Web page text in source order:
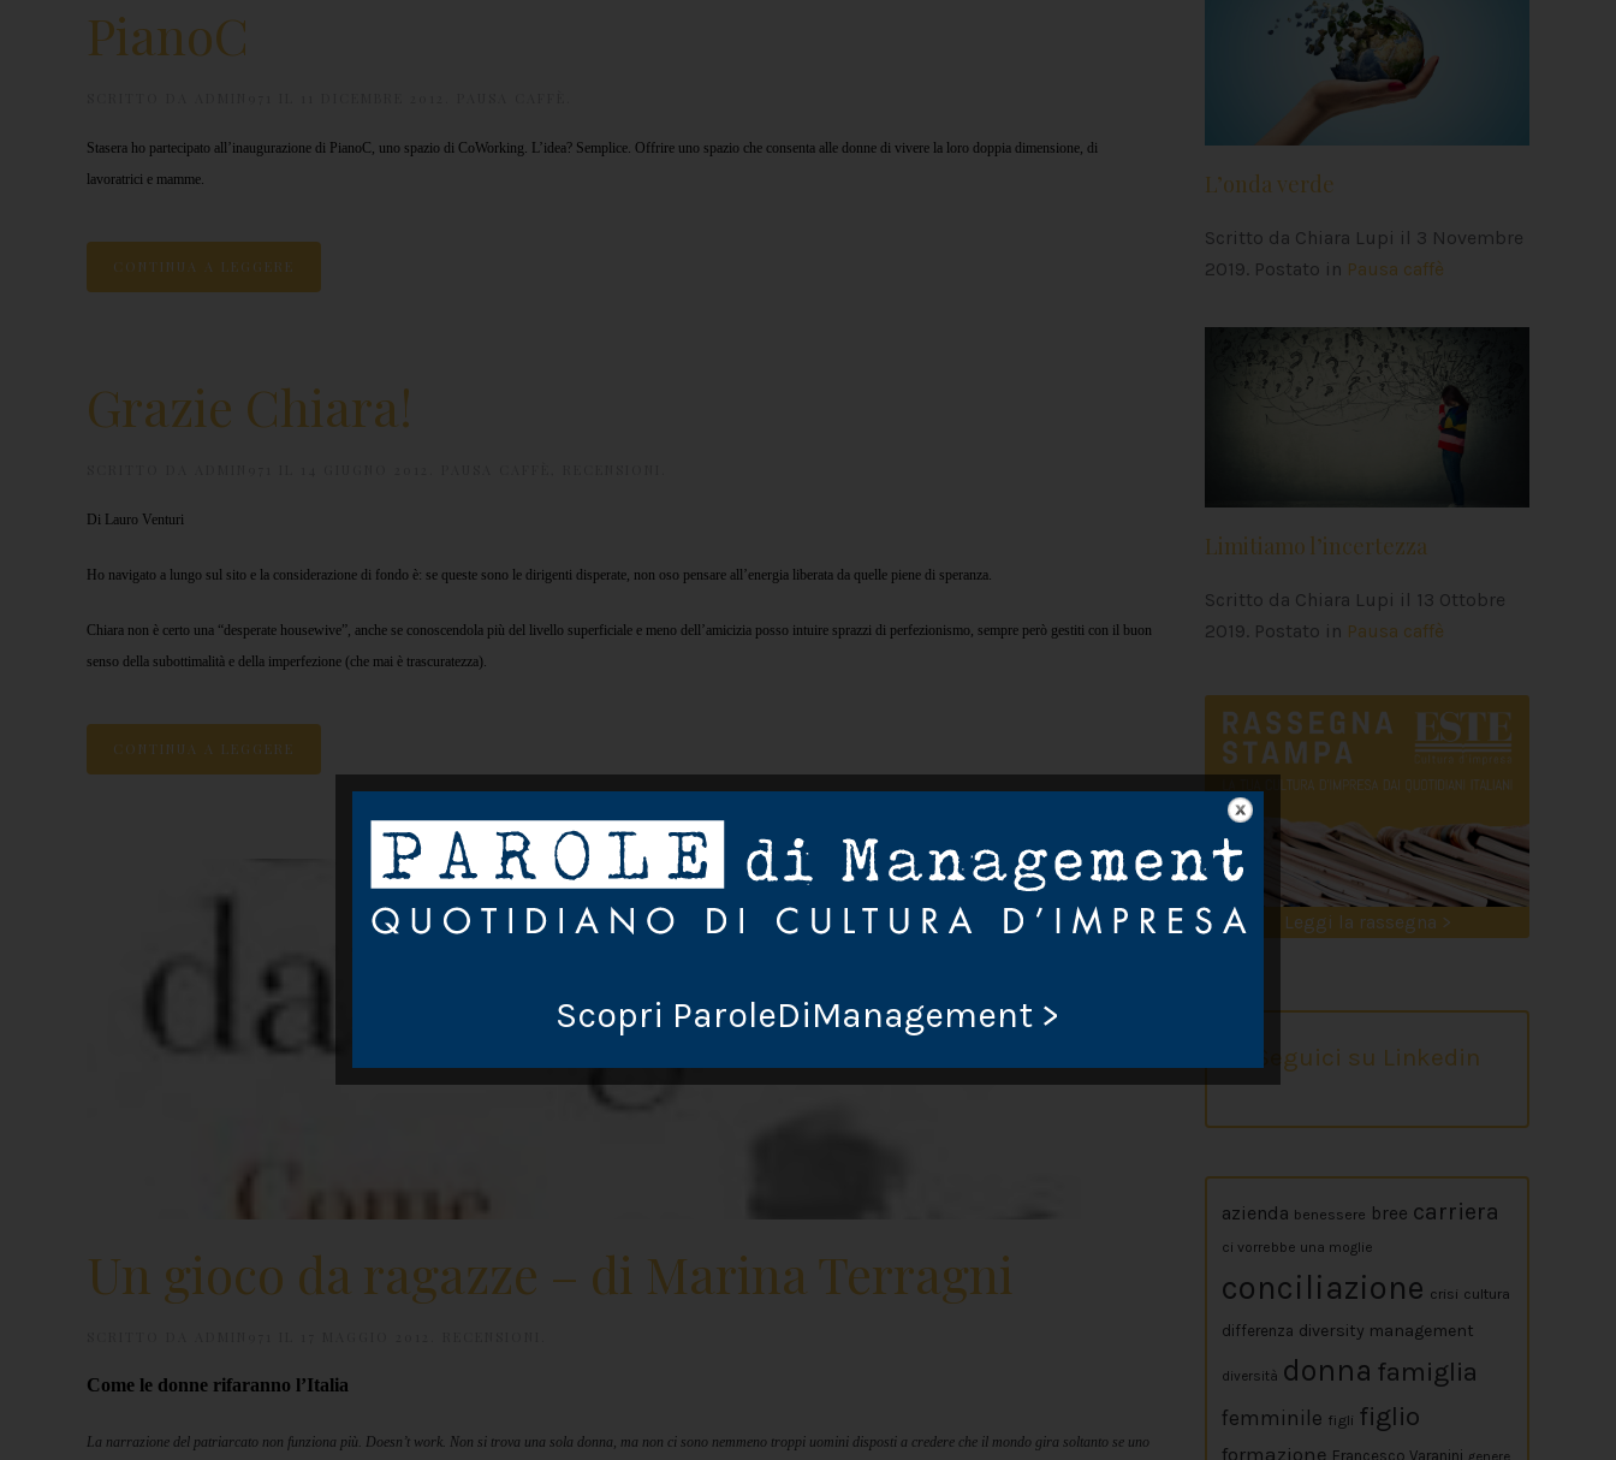
PianoC
Stasera ho partecipato all’inaugurazione di PianoC, uno spazio di CoWorking. L’idea? Semplice. Offrire uno spazio che consenta alle donne di vivere la loro doppia dimensione, di
lavoratrici e mamme.
CONTINUA A LEGGERE
Grazie Chiara!
Di Lauro Venturi
Ho navigato a lungo sul sito e la considerazione di fondo è: se queste sono le dirigenti disperate, non oso pensare all’energia liberata da quelle piene di speranza.
Chiara non è certo una “desperate housewive”, anche se conoscendola più del livello superficiale e meno dell’amicizia posso intuire sprazzi di perfezionismo, sempre però gestiti con il buon
senso della subottimalità e della imperfezione (che mai è trascuratezza).
CONTINUA A LEGGERE
Un gioco da ragazze – di Marina Terragni
Come le donne rifaranno l’Italia
La narrazione del patriarcato non funziona più. Doesn’t work. Non si trova una sola donna, ma non ci sono nemmeno troppi uomini disposti a credere che il mondo gira soltanto se uno
L’onda verde
Scritto da Chiara Lupi il 3 Novembre
2019. Postato in Pausa caffè
Limitiamo l’incertezza
Scritto da Chiara Lupi il 13 Ottobre
2019. Postato in Pausa caffè
Leggi la rassegna >
Seguici su Linkedin
azienda benessere bree carriera
ci vorrebbe una moglie
conciliazione crisi cultura
differenza diversity management
diversità donna famiglia
femminile figli figlio
formazione Francesco Varanini
Scopri ParoleDiManagement >